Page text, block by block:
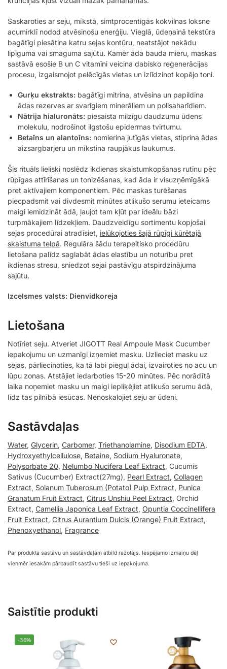
Saskaroties ar seju, mīkstā, simtprocentīgās kokvilnas loksne
acumirklī nodod atvēsinošu enerģiju. Vieglā, ūdeņainā tekstūra
bagātīgi piesātina katru sejas kontūru, neatstājot nekādu
lipīguma vai smaguma sajūtu. Kamēr āda bauda mieru, maskas
sastāvā esošie B un C vitamīni veicina dabisko reģenerācijas
procesu, izgaismojot pelēcīgās vietas un izlīdzinot kopējo toni.
Gurķu ekstrakts: bagātīgi mitrina, atvēsina un papildina
ādas rezerves ar svarīgiem minerāliem un polisaharīdiem.
Nātrija hialuronāts: piesaista milzīgu daudzumu ūdens
molekulu, nodrošinot ilgstošu epidermas tvirtumu.
Betaīns un alantoīns: nomierina jutīgās vietas, stiprina ādas
aizsargbarjeru un mīkstina raupjākus laukumus.
Šis rituāls lieliski noslēdz ikdienas skaistumkopšanas rutīnu pēc
rūpīgas attīrīšanas un tonizēšanas, kad āda ir visuzņēmīgākā
pret aktīvajiem komponentiem. Pēc maskas turēšanas
piecpadsmit vai divdesmit minūtes atlikušo serumu ieteicams
maigi iemidzināt ādā, ļaujot tam kļūt par ideālu bāzi
turpmākajiem līdzekļiem. Daudzveidīgu sortimentu kopjošai
sejas procedūrai atradīsiet, ielūkojoties šajā rūpīgi kūrētajā
skaistuma telpā. Regulāra šādu terapeitisko procedūru
lietošana palīdz saglabāt ādas elastību un noturību pret
ikdienas stresu, sniedzot sejai pastāvīgu atspirdzinājuma
sajūtu.
Izcelsmes valsts: Dienvidkoreja
Lietošana
Notīriet seju. Atveriet JIGOTT Real Ampoule Mask Cucumber
iepakojumu un uzmanīgi izņemiet masku. Uzlieciet masku uz
sejas, pārliecinoties, ka tā labi pieguļ ādai, izvairoties no acu un
lūpu zonas. Atstājiet iedarboties 15-20 minūtes. Pēc norādītā
laika noņemiet masku un maigi iepliķējiet atlikušo serumu ādā,
līdz tas pilnībā iesūcas. Nenoskalojiet seju ar ūdeni.
Sastāvdaļas
Water, Glycerin, Carbomer, Triethanolamine, Disodium EDTA,
Hydroxyethylcellulose, Betaine, Sodium Hyaluronate,
Polysorbate 20, Nelumbo Nucifera Leaf Extract, Cucumis
Sativus (Cucumber) Extract(27mg), Pearl Extract, Collagen
Extract, Solanum Tuberosum (Potato) Pulp Extract, Punica
Granatum Fruit Extract, Citrus Unshiu Peel Extract, Orchid
Extract, Camellia Japonica Leaf Extract, Opuntia Coccinellifera
Fruit Extract, Citrus Aurantium Dulcis (Orange) Fruit Extract,
Phenoxyethanol, Fragrance
Par produkta sastāvu un sastāvdaļām atbild ražotājs. Iespējamo izmaiņu dēļ
vienmēr iesakām pārbaudīt sastāvu tieši uz iepakojuma.
Saistītie produkti
-36%